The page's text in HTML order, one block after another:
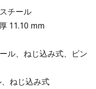
チール
11.10 mm
ル、ねじ込み式、ビン
ねじ込み式